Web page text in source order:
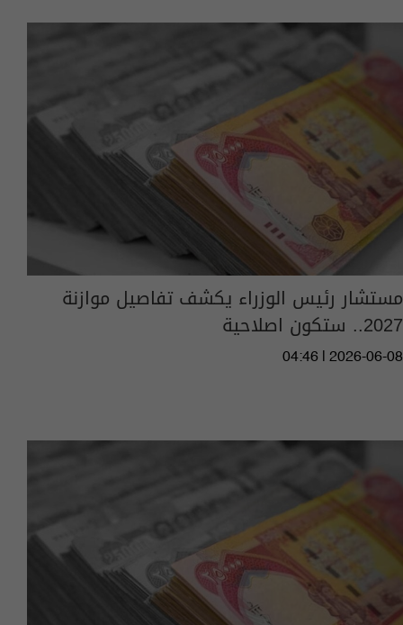
مستشار رئيس الوزراء يكشف تفاصيل موازنة
2027.. ستكون اصلاحية
04:46 | 2026-06-08